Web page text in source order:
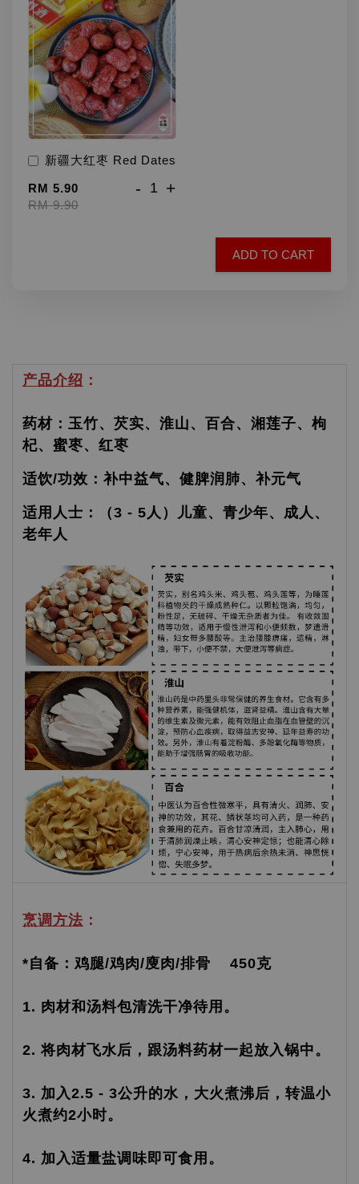
新疆大红枣 Red Dates
RM 5.90
RM 9.90
- +
ADD TO CART
产品介绍 ：
药材：玉竹、芡实、淮山、百合、湘莲子、枸
杞、蜜枣、红枣
适饮/功效：补中益气、健脾润肺、补元气
适用人士：（3 - 5人）儿童、青少年、成人、
老年人
烹调方法 ：
*自备：鸡腿/鸡肉/廋肉/排骨 450克
1. 肉材和汤料包清洗干净待用。
2. 将肉材飞水后，跟汤料药材一起放入锅中。
3. 加入2.5 - 3公升的水，大火煮沸后，转温小
火煮约2小时。
4. 加入适量盐调味即可食用。